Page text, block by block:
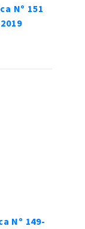
Nº 151
Nº 149-